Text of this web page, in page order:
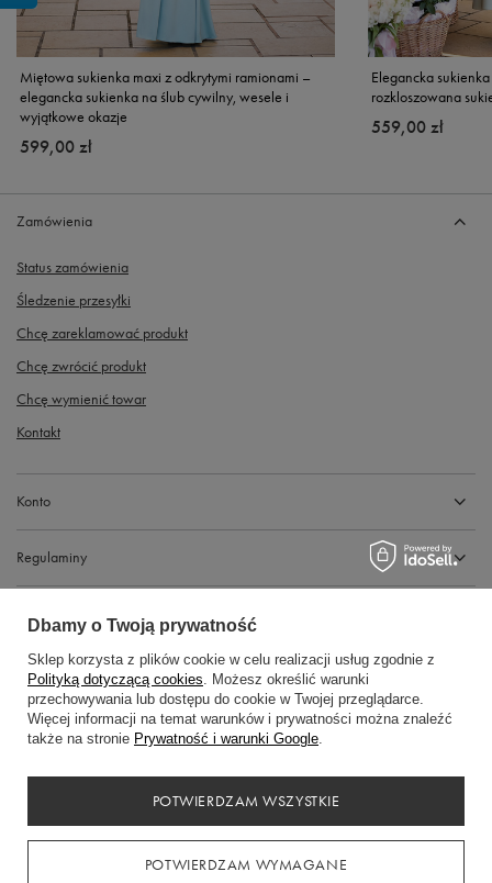
Miętowa sukienka maxi z odkrytymi ramionami –
elegancka sukienka na ślub cywilny, wesele i
wyjątkowe okazje
599,00 zł
Elegancka
rozkloszowana
559,00 zł
Zamówienia
Status zamówienia
Śledzenie przesyłki
Chcę zareklamować produkt
Chcę zwrócić produkt
Chcę wymienić towar
Kontakt
Konto
Regulaminy
Gdańska 14, 89-600 Chojnice
kasadress.info@gmail.com
Dbamy o Twoją prywatność
Sklep korzysta z plików cookie w celu realizacji usług zgodnie z
Polityką dotyczącą cookies. Możesz określić warunki
przechowywania lub dostępu do cookie w Twojej przeglądarce.
Więcej informacji na temat warunków i prywatności można znaleźć
także na stronie Prywatność i warunki Google.
POTWIERDZAM WYMAGANE
POTWIERDZAM WSZYSTKIE